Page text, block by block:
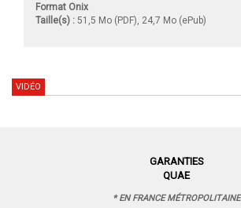
Format Onix
Taille(s) : 51,5 Mo (PDF), 24,7 Mo (ePub)
VIDÉO
GARANTIES
QUAE
* EN FRANCE MÉTROPOLITAINE